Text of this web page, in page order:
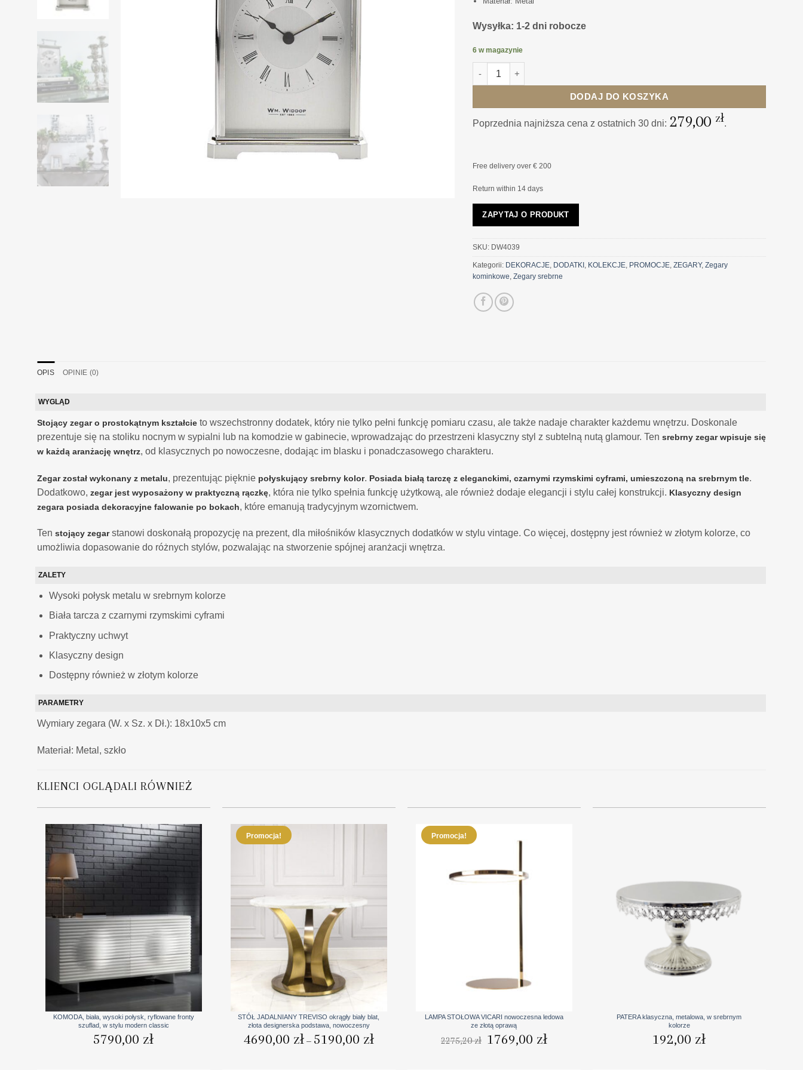
Wysyłka: 1-2 dni robocze
6 w magazynie
ilość ZEGAR STOJĄCY z rączką, srebrny, klasyczny
DODAJ DO KOSZYKA
Poprzednia najniższa cena z ostatnich 30 dni: 279,00 zł.
Free delivery over € 200
Return within 14 days
ZAPYTAJ O PRODUKT
SKU: DW4039
Kategorii: DEKORACJE DODATKI KOLEKCJE PROMOCJE ,ZEGARY,Zegary
kominkowe ,Zegary srebrne
OPIS OPINIE (0)
WYGLĄD
Stojący zegar o prostokątnym kształcie to wszechstronny dodatek, który nie tylko pełni funkcję pomiaru czasu, ale także nadaje charakter każdemu wnętrzu. Doskonale
prezentuje się na stoliku nocnym w sypialni lub na komodzie w gabinecie, wprowadzając do przestrzeni klasyczny styl z subtelną nutą glamour. Ten srebrny zegar wpisuje się
w każdą aranżację wnętrz, od klasycznych po nowoczesne, dodając im blasku i ponadczasowego charakteru.
Zegar został wykonany z metalu, prezentując pięknie połyskujący srebrny kolor. Posiada białą tarczę z eleganckimi, czarnymi rzymskimi cyframi, umieszczoną na srebrnym tle.
Dodatkowo, zegar jest wyposażony w praktyczną rączkę, która nie tylko spełnia funkcję użytkową, ale również dodaje elegancji i stylu całej konstrukcji. Klasyczny design
zegara posiada dekoracyjne falowanie po bokach, które emanują tradycyjnym wzornictwem.
Ten stojący zegarstanowi doskonałą propozycję na prezent, dla miłośników klasycznych dodatków w stylu vintage. Co więcej, dostępny jest również w złotym kolorze, co
umożliwia dopasowanie do różnych stylów, pozwalając na stworzenie spójnej aranżacji wnętrza.
ZALETY
Wysoki połysk metalu w srebrnym kolorze
Biała tarcza z czarnymi rzymskimi cyframi
Praktyczny uchwyt
Klasyczny design
Dostępny również w złotym kolorze
PARAMETRY
Wymiary zegara (W. x Sz. x Dł.): 18x10x5 cm
Materiał: Metal, szkło
KLIENCI OGLĄDALI RÓWNIEŻ
KOMODA, biała, wysoki połysk, ryflowane fronty
szuflad, w stylu modern classic
5790,00 zł
Promocja!
STÓŁ JADALNIANY TREVISO okrągły biały blat,
złota designerska podstawa, nowoczesny
4690,00 zł – 5190,00 złcen:
Promocja!
LAMPA STOŁOWA VICARI nowoczesna ledowa
ze złotą oprawą
2275,20zł
Pierwotna
cena
1769,00 złcena
PATERA klasyczna, metalowa, w srebrnym
kolorze
192,00 zł